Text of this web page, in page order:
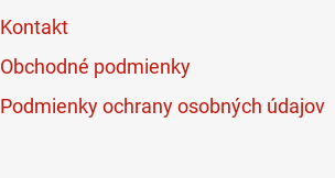
Kontakt
Obchodné podmienky
Podmienky ochrany osobných údajov